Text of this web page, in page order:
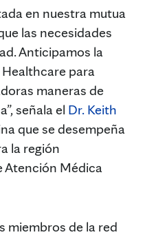
en nuestra mutua
las necesidades
Anticipamos la
para
maneras de
señala el Dr. Keith
que se desempeña
la región
Atención Médica
miembros de la red